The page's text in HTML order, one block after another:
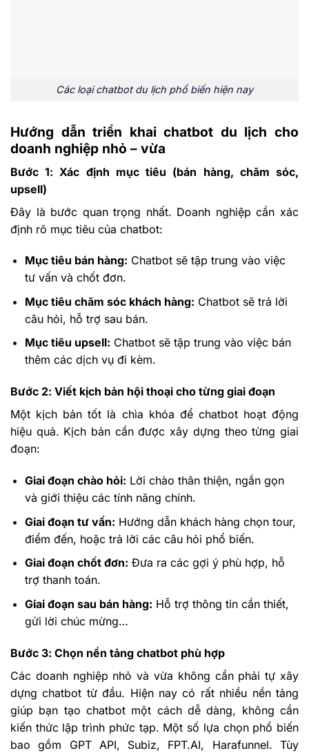
Các loại chatbot du lịch phổ biến hiện nay
Hướng dẫn triển khai chatbot du lịch cho
doanh nghiệp nhỏ – vừa
Bước 1: Xác định mục tiêu (bán hàng, chăm sóc,
upsell)
Đây là bước quan trọng nhất. Doanh nghiệp cần xác
định rõ mục tiêu của chatbot:
Mục tiêu bán hàng: Chatbot sẽ tập trung vào việc
tư vấn và chốt đơn.
Mục tiêu chăm sóc khách hàng: Chatbot sẽ trả lời
câu hỏi, hỗ trợ sau bán.
Mục tiêu upsell: Chatbot sẽ tập trung vào việc bán
thêm các dịch vụ đi kèm.
Bước 2: Viết kịch bản hội thoại cho từng giai đoạn
Một kịch bản tốt là chìa khóa để chatbot hoạt động
hiệu quả. Kịch bản cần được xây dựng theo từng giai
đoạn:
Giai đoạn chào hỏi: Lời chào thân thiện, ngắn gọn
và giới thiệu các tính năng chính.
Giai đoạn tư vấn: Hướng dẫn khách hàng chọn tour,
điểm đến, hoặc trả lời các câu hỏi phổ biến.
Giai đoạn chốt đơn: Đưa ra các gợi ý phù hợp, hỗ
trợ thanh toán.
Giai đoạn sau bán hàng: Hỗ trợ thông tin cần thiết,
gửi lời chúc mừng…
Bước 3: Chọn nền tảng chatbot phù hợp
Các doanh nghiệp nhỏ và vừa không cần phải tự xây
dựng chatbot từ đầu. Hiện nay có rất nhiều nền tảng
giúp bạn tạo chatbot một cách dễ dàng, không cần
kiến thức lập trình phức tạp. Một số lựa chọn phổ biến
bao gồm GPT API, Subiz, FPT.AI, Harafunnel. Tùy